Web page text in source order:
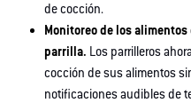
de cocción.
Monitoreo de los
parrilla. Los parrilleros
cocción de sus alimentos
notificaciones audibles de